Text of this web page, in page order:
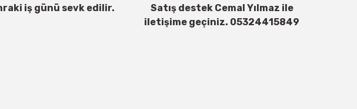
iş günü sevk edilir.
Satış destek Cemal Yılmaz ile
iletişime geçiniz. 05324415849